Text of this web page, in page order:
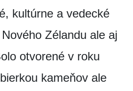
kultúrne a vedecké
Zélandu ale aj
otvorené v roku
kameňov ale